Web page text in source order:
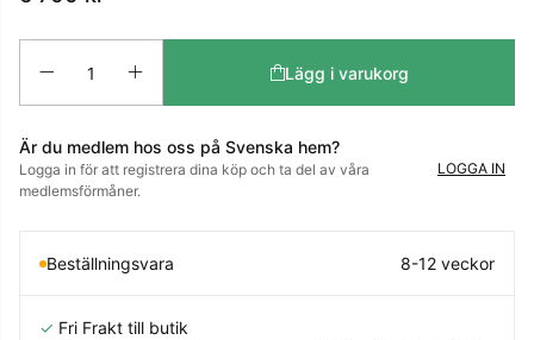
Lägg i varukorg
Är du medlem hos oss på Svenska hem?
Logga in för att registrera dina köp och ta del av våra
medlemsförmåner.
LOGGA IN
Beställningsvara 8-12 veckor
✓ Fri Frakt till butik